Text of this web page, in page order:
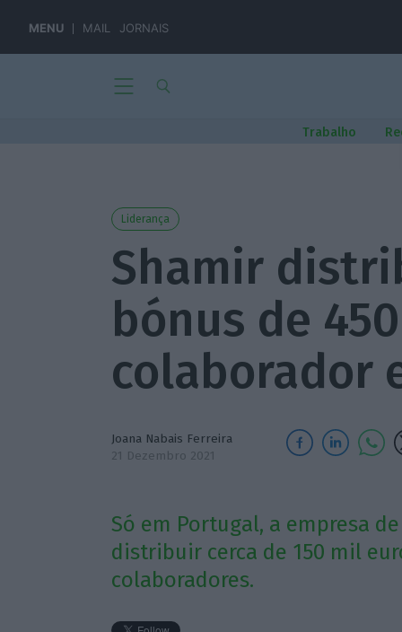
MENU MAIL JORNAIS
Trabalho
Liderança
Shamir
bónus de
colaborador
Joana Nabais Ferreira
21 Dezembro 2021
Só em Portugal, a empresa
distribuir cerca de 150 mil
colaboradores.